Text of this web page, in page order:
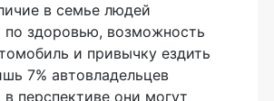
в семье людей
здоровью, возможность
и привычку ездить
7% автовладельцев
перспективе они могут